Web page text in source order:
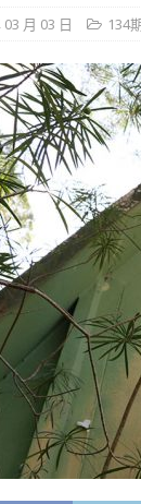
月 03 日 134